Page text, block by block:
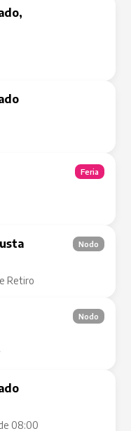
Feria
Retiro
Nodo
Nodo
08:00